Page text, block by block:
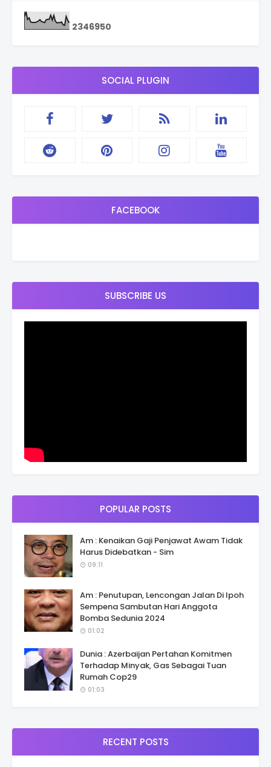
2346950
SOCIAL PLUGIN
FACEBOOK
SUBSCRIBE US
POPULAR POSTS
Am : Kenaikan Gaji Penjawat Awam Tidak
Harus Didebatkan - Sim
09:11
Am : Penutupan, Lencongan Jalan Di Ipoh
Sempena Sambutan Hari Anggota
Bomba Sedunia 2024
01:02
Dunia : Azerbaijan Pertahan Komitmen
Terhadap Minyak, Gas Sebagai Tuan
Rumah Cop29
01:03
RECENT POSTS